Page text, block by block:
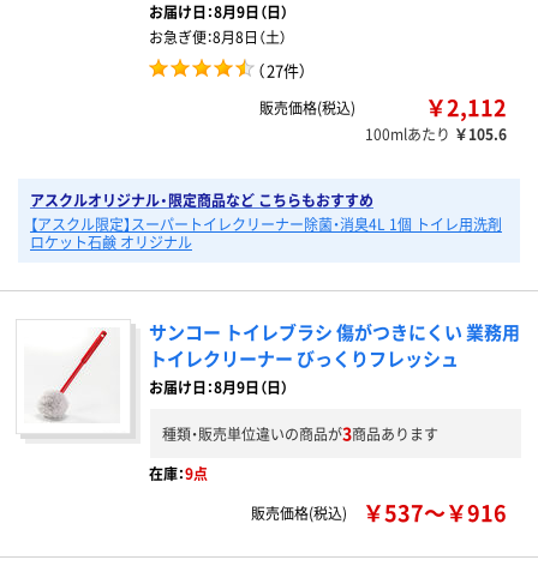
お届け日：8月9日（日）
お急ぎ便：8月8日（土）
（27件）
販売価格(税込) ￥2,112
100mlあたり ￥105.6
アスクルオリジナル・限定商品など こちらもおすすめ
【アスクル限定】スーパートイレクリーナー除菌・消臭4L 1個 トイレ用洗剤
ロケット石鹸 オリジナル
サンコー トイレブラシ 傷がつきにくい 業務用
トイレクリーナー びっくりフレッシュ
お届け日：8月9日（日）
種類・販売単位違いの商品が3商品あります
在庫：9点
販売価格(税込)
￥537～￥916